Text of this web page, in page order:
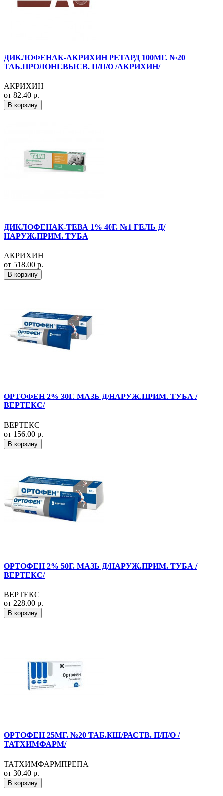
ДИКЛОФЕНАК-АКРИХИН РЕТАРД 100МГ. №20
ТАБ.ПРОЛОНГ.ВЫСВ. П/П/О /АКРИХИН/
АКРИХИН
от 82.40 р.
В корзину
ДИКЛОФЕНАК-ТЕВА 1% 40Г. №1 ГЕЛЬ Д/
НАРУЖ.ПРИМ. ТУБА
АКРИХИН
от 518.00 р.
В корзину
ОРТОФЕН 2% 30Г. МАЗЬ Д/НАРУЖ.ПРИМ. ТУБА /
ВЕРТЕКС/
ВЕРТЕКС
от 156.00 р.
В корзину
ОРТОФЕН 2% 50Г. МАЗЬ Д/НАРУЖ.ПРИМ. ТУБА /
ВЕРТЕКС/
ВЕРТЕКС
от 228.00 р.
В корзину
ОРТОФЕН 25МГ. №20 ТАБ.КШ/РАСТВ. П/П/О /
ТАТХИМФАРМ/
ТАТХИМФАРМПРЕПА
от 30.40 р.
В корзину